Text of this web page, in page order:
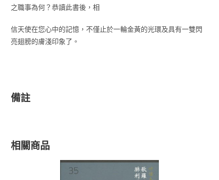
之職事為何？恭讀此書後，相
信天使在您心中的記憶，不僅止於一輪金黃的光環及具有一雙閃
亮翅膀的膚淺印象了。
備註
相關商品